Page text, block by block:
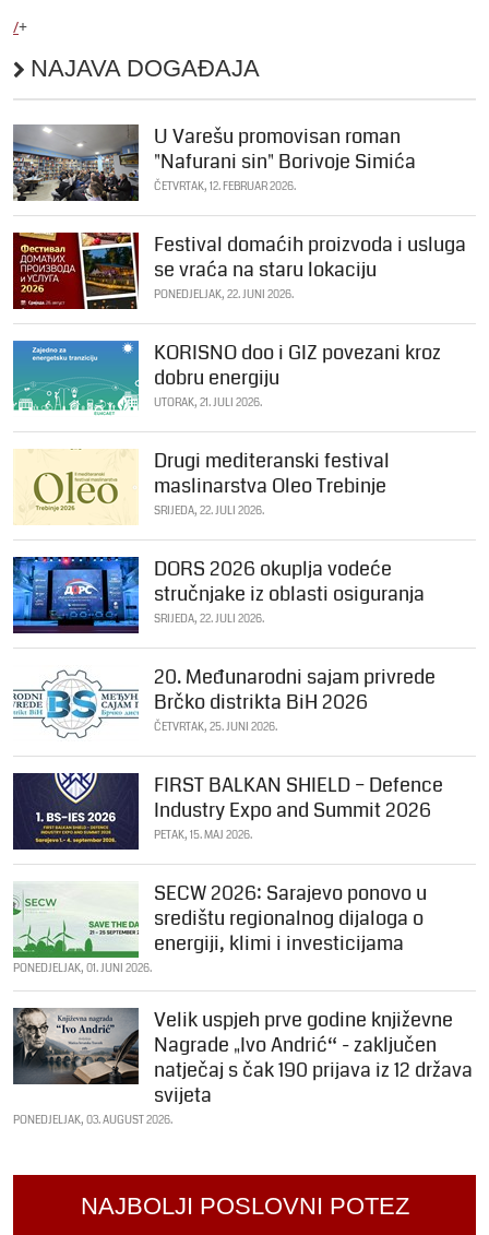
/+
NAJAVA DOGAĐAJA
U Varešu promovisan roman
"Nafurani sin" Borivoje Simića
ČETVRTAK, 12. FEBRUAR 2026.
Festival domaćih proizvoda i usluga
se vraća na staru lokaciju
PONEDJELJAK, 22. JUNI 2026.
KORISNO doo i GIZ povezani kroz
dobru energiju
UTORAK, 21. JULI 2026.
Drugi mediteranski festival
maslinarstva Oleo Trebinje
SRIJEDA, 22. JULI 2026.
DORS 2026 okuplja vodeće
stručnjake iz oblasti osiguranja
SRIJEDA, 22. JULI 2026.
20. Međunarodni sajam privrede
Brčko distrikta BiH 2026
ČETVRTAK, 25. JUNI 2026.
FIRST BALKAN SHIELD – Defence
Industry Expo and Summit 2026
PETAK, 15. MAJ 2026.
SECW 2026: Sarajevo ponovo u
središtu regionalnog dijaloga o
energiji, klimi i investicijama
PONEDJELJAK, 01. JUNI 2026.
Velik uspjeh prve godine književne
Nagrade „Ivo Andrić“ - zaključen
natječaj s čak 190 prijava iz 12 država
svijeta
PONEDJELJAK, 03. AUGUST 2026.
NAJBOLJI POSLOVNI POTEZ